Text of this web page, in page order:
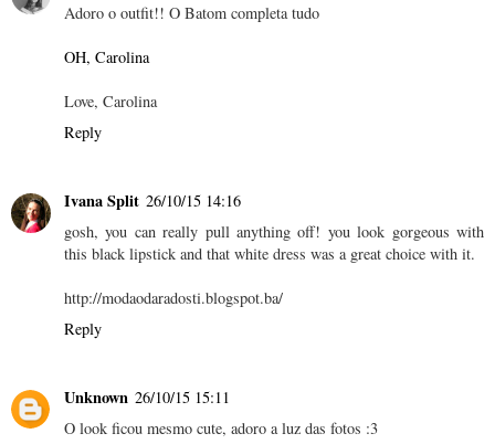
Adoro o outfit!! O Batom completa tudo
OH, Carolina
Love, Carolina
Reply
Ivana Split 26/10/15 14:16
gosh, you can really pull anything off! you look gorgeous with
this black lipstick and that white dress was a great choice with it.
http://modaodaradosti.blogspot.ba/
Reply
Unknown 26/10/15 15:11
O look ficou mesmo cute, adoro a luz das fotos :3